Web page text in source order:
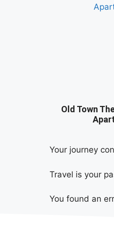
Old Town
Your journey
Travel is your
You found an